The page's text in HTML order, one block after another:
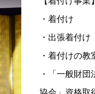
・着付け
・出張着付け
・着付けの教
・「一般財
協会」資格取